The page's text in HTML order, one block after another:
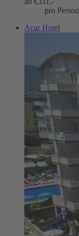
pro Person
Acar Hotel